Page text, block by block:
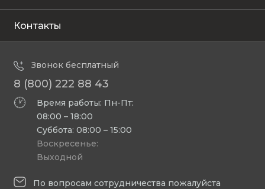
Контакты
Звонок бесплатный
8 (800) 222 88 43
Время работы: Пн-Пт:
08:00 – 18:00
Суббота: 08:00 – 15:00
Воскресенье:
Выходной
По вопросам сотрудничества пожалуйста